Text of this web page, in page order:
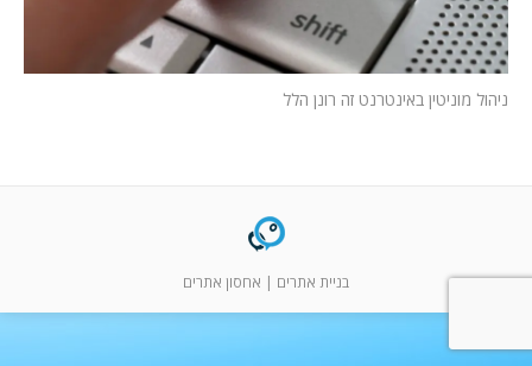
ניהול מוניטין באינטרנט זה רונן הלל
בניית אתרים | אחסון אתרים